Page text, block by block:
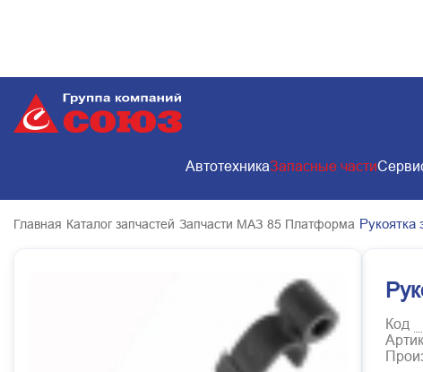
АвтотехникаЗапасные части
Главная Каталог запчастей Запчасти МАЗ 85 Платформа Рукоятка
Код